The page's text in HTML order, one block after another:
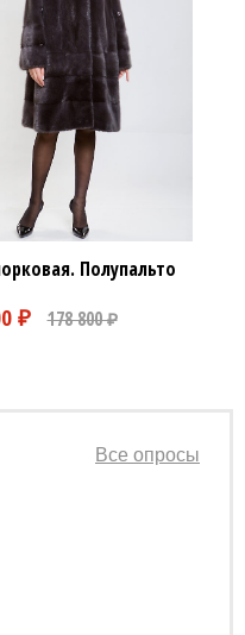
Полупальто
Все опросы